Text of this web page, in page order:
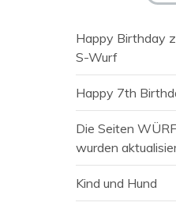
Happy Birthday
S-Wurf
Happy 7th
Die Seiten
wurden
Kind und Hund